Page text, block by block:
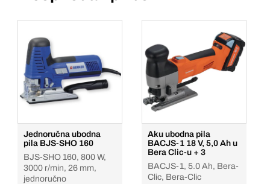
Jednoručna ubodna
pila BJS-SHO 160
BJS-SHO 160, 800 W,
3000 r/min, 26 mm,
jednoručno
Aku ubodna pila
BACJS-1 18 V, 5,0 Ah u
Bera Clic-u + 3
BACJS-1, 5.0 Ah, Bera-
Clic, Bera-Clic